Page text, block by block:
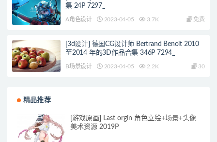
集 24P 7297_
A角色设计 2023-04-05 3.7K 免费
[3d设计] 德国CG设计师 Bertrand Benoit 2010
至2014 年的3D作品合集 346P 7294_
B场景设计 2023-04-05 2.2K 30
精品推荐
[游戏原画] Last orgin 角色立绘+场景+头像
美术资源 2019P